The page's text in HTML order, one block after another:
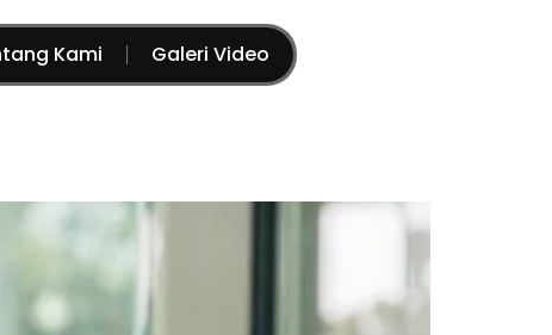
Kami Galeri Video